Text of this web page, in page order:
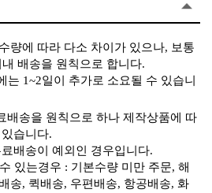
량에 따라 다소 차이가 있으나, 보통
배송을 원칙으로 합니다.
는 1~2일이 추가로 소요될 수 있습니
배송을 원칙으로 하나 제작상품에 따
습니다.
배송이 예외인 경우입니다.
있는경우 : 기본수량 미만 주문, 해
송, 퀵배송, 우편배송, 항공배송, 화